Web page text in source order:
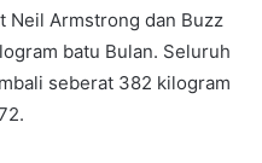
Neil Armstrong dan Buzz
batu Bulan. Seluruh
seberat 382 kilogram